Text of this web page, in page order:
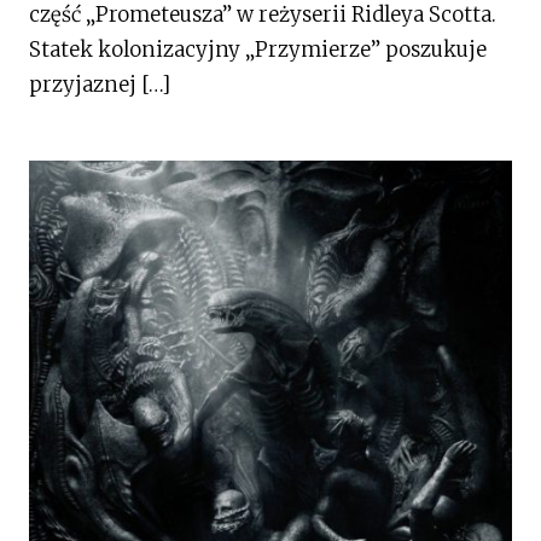
część „Prometeusza” w reżyserii Ridleya Scotta.
Statek kolonizacyjny „Przymierze” poszukuje
przyjaznej […]